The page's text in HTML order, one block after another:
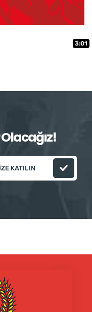
3:01
KATILIN